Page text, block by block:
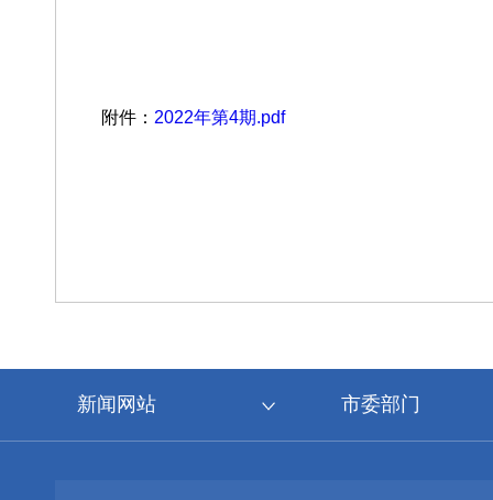
附件： 2022年第4期.pdf
新闻网站 市委部门